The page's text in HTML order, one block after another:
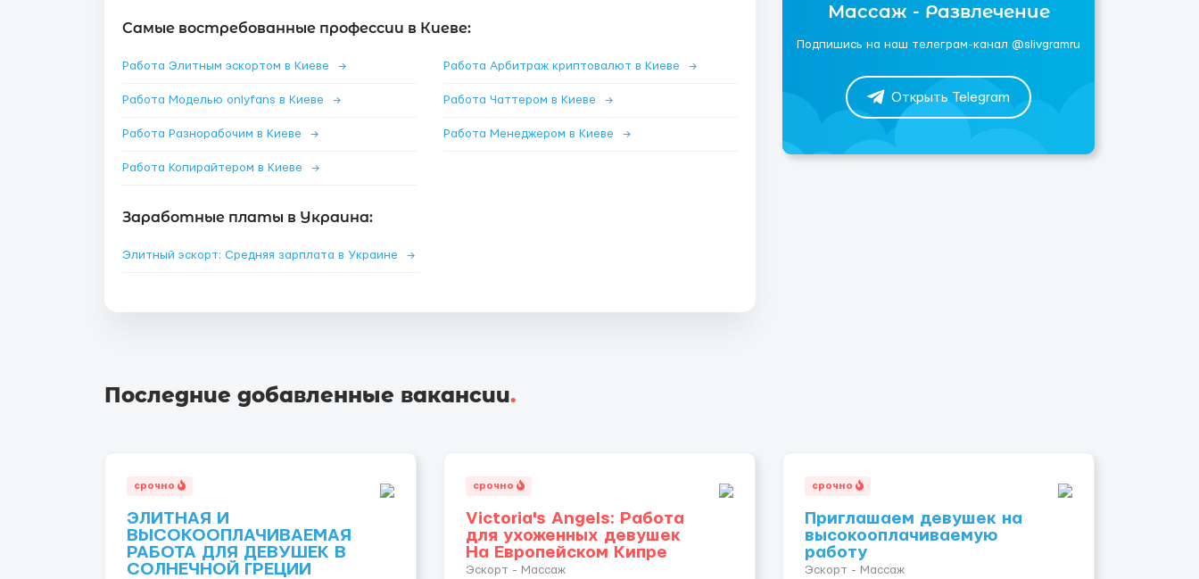
Самые востребованные профессии в Киеве:
Работа Элитным эскортом в Киеве → Работа Арбитраж криптовалют в Киеве →
Работа Моделью onlyfans в Киеве → Работа Чаттером в Киеве →
Работа Разнорабочим в Киеве → Работа Менеджером в Киеве →
Работа Копирайтером в Киеве →
Заработные платы в Украина:
Элитный эскорт: Средняя зарплата в Украине →
Массаж - Развлечение
Подпишись на наш телеграм-канал @slivgramru
Открыть Telegram
Последние добавленные вакансии.
срочно
ЭЛИТНАЯ И
ВЫСОКООПЛАЧИВАЕМАЯ
РАБОТА ДЛЯ ДЕВУШЕК В
СОЛНЕЧНОЙ ГРЕЦИИ
срочно
Victoria's Angels: Работа
для ухоженных девушек
На Европейском Кипре
Эскорт - Массаж
срочно
Приглашаем девушек на
высокооплачиваемую
работу
Эскорт - Массаж